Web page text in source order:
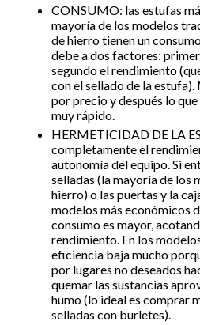
CONSUMO: las estufas
mayoría de los modelos
de hierro tienen un
debe a dos factores:
segundo el rendimiento
con el sellado de la estufa).
por precio y después lo que
muy rápido.
HERMETICIDAD DE LA
completamente el
autonomía del equipo. Si
selladas (la mayoría de los
hierro) o las puertas y la
modelos más económicos
consumo es mayor,
rendimiento. En los
eficiencia baja mucho
por lugares no deseados
quemar las sustancias
humo (lo ideal es comprar
selladas con burletes).